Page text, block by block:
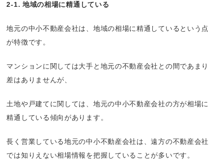
2-1. 地域の相場に精通している
地元の中小不動産会社は、地域の相場に精通しているという点
が特徴です。
マンションに関しては大手と地元の不動産会社との間であまり
差はありませんが、
土地や戸建てに関しては、地元の中小不動産会社の方が相場に
精通している傾向があります。
長く営業している地元の中小不動産会社は、遠方の不動産会社
では知りえない相場情報を把握していることが多いです。